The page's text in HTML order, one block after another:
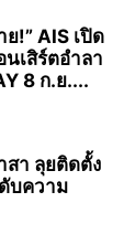
!” AIS เปิด
เสิร์ตอำลา
8 ก.ย....
สา ลุยติดตั้ง
บความ